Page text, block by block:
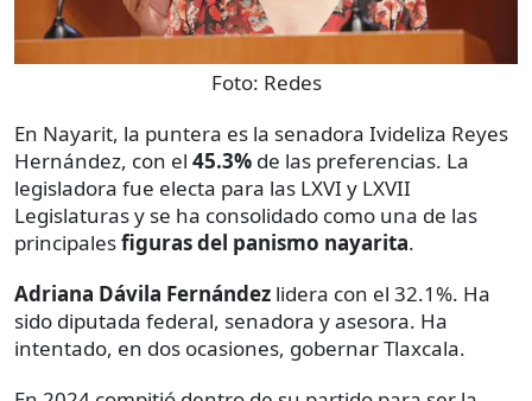
Foto: Redes
En Nayarit, la puntera es la senadora Ivideliza Reyes
Hernández, con el 45.3% de las preferencias. La
legisladora fue electa para las LXVI y LXVII
Legislaturas y se ha consolidado como una de las
principalesfiguras del panismo nayarita.
Adriana Dávila Fernández lidera con el 32.1%. Ha
sido diputada federal, senadora y asesora. Ha
intentado, en dos ocasiones, gobernar Tlaxcala.